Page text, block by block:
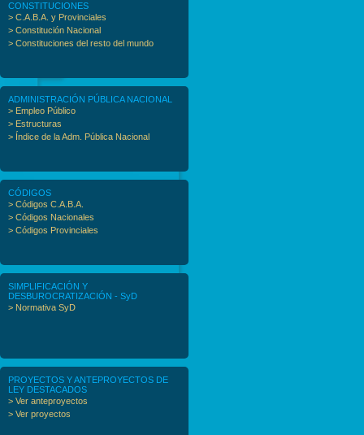
CONSTITUCIONES
> C.A.B.A. y Provinciales
> Constitución Nacional
> Constituciones del resto del mundo
ADMINISTRACIÓN PÚBLICA NACIONAL
> Empleo Público
> Estructuras
> Índice de la Adm. Pública Nacional
CÓDIGOS
> Códigos C.A.B.A.
> Códigos Nacionales
> Códigos Provinciales
SIMPLIFICACIÓN Y
DESBUROCRATIZACIÓN - SyD
> Normativa SyD
PROYECTOS Y ANTEPROYECTOS DE
LEY DESTACADOS
> Ver anteproyectos
> Ver proyectos